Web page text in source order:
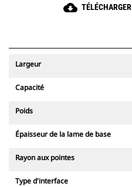
cloud_download TÉLÉCHARGER
Largeur
Capacité
Poids
Épaisseur de la lame de base
Rayon aux pointes
Type d'interface